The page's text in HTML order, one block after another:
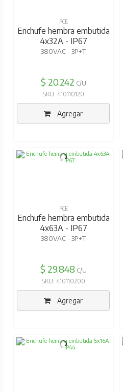
PCE
Enchufe hembra embutida
4x32A - IP67
380VAC - 3P+T
$ 20.242 C/U
SKU: 410110120
Agregar
PCE
Enchufe hembra embutida
4x63A - IP67
380VAC - 3P+T
$ 29.848 C/U
SKU: 410110200
Agregar